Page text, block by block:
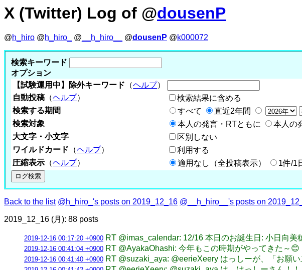
X (Twitter) Log of @dousenP
@h_hiro @h_hiro_ @ __h_hiro__ @dousenP @k000072
検索キーワード
オプション
【試験運用中】除外キーワード （ヘルプ）
自動投稿 （ヘルプ）
検索結果に含める
検索する期間
すべて 直近2年間
検索対象
本人の発言・RTともに 本人の
大文字・小文字
区別しない
ワイルドカード （ヘルプ）
利用する
圧縮表示 （ヘルプ） 適用なし（全投稿表示） 1件/1
Back to the list @h_hiro_'s posts on 2019_12_16 @__h_hiro__'s posts on
2019_12_16 (月): 88 posts
2019-12-16 00:17:20 +0900 RT @imas_calendar: 12/16 本日のお誕生日: 小日向美
2019-12-16 00:41:04 +0900 RT @AyakaOhashi: 今年もこの時期がやってきた～
2019-12-16 00:41:40 +0900 RT @suzaki_aya: @eerieXeery はっしーが、「お願